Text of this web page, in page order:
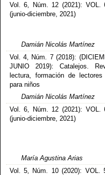
Vol. 6, Núm. 12 (2021): VOL.
(junio-diciembre, 2021)
Damián Nicolás Martínez
Vol. 4, Núm. 7 (2018):
JUNIO 2019): Catalejos.
lectura, formación de
para niños
Damián Nicolás Martínez
Vol. 6, Núm. 12 (2021): VOL.
(junio-diciembre, 2021)
María Agustina Arias
Vol. 5, Núm. 10 (2020): VOL.